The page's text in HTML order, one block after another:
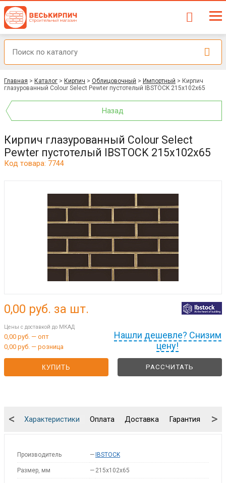
Главная > Каталог > Кирпич > Облицовочный > Импортный > Кирпич
глазурованный Colour Select Pewter пустотелый IBSTOCK 215x102x65
Назад
Кирпич глазурованный Colour Select
Pewter пустотелый IBSTOCK 215x102x65
Код товара: 7744
Нашли дешевле? Снизим
цену!
0,00 руб. за шт.
Цены с доставкой до МКАД
0,00 руб. — опт
0,00 руб. — розница
КУПИТЬ РАССЧИТАТЬ
Характеристики Оплата Доставка Гарантия
< >
Производитель — IBSTOCK
Размер, мм — 215x102x65